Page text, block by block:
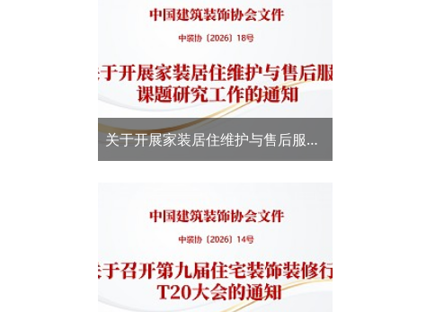
关于开展家装居住维护与售后服务